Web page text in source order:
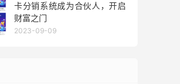
卡分销系统成为合伙人，开启
财富之门
2023-09-09